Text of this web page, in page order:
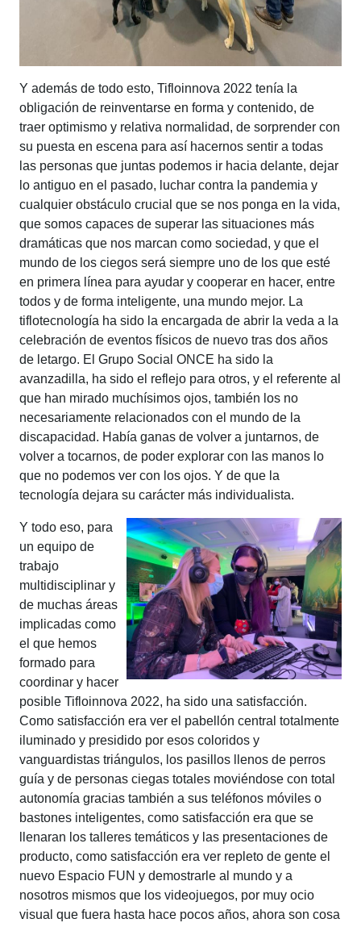
Y además de todo esto, Tifloinnova 2022 tenía la
obligación de reinventarse en forma y contenido, de
traer optimismo y relativa normalidad, de sorprender con
su puesta en escena para así hacernos sentir a todas
las personas que juntas podemos ir hacia delante, dejar
lo antiguo en el pasado, luchar contra la pandemia y
cualquier obstáculo crucial que se nos ponga en la vida,
que somos capaces de superar las situaciones más
dramáticas que nos marcan como sociedad, y que el
mundo de los ciegos será siempre uno de los que esté
en primera línea para ayudar y cooperar en hacer, entre
todos y de forma inteligente, una mundo mejor. La
tiflotecnología ha sido la encargada de abrir la veda a la
celebración de eventos físicos de nuevo tras dos años
de letargo. El Grupo Social ONCE ha sido la
avanzadilla, ha sido el reflejo para otros, y el referente al
que han mirado muchísimos ojos, también los no
necesariamente relacionados con el mundo de la
discapacidad. Había ganas de volver a juntarnos, de
volver a tocarnos, de poder explorar con las manos lo
que no podemos ver con los ojos. Y de que la
tecnología dejara su carácter más individualista.
Y todo eso, para
un equipo de
trabajo
multidisciplinar y
de muchas áreas
implicadas como
el que hemos
formado para
coordinar y hacer
posible Tifloinnova 2022, ha sido una satisfacción.
Como satisfacción era ver el pabellón central totalmente
iluminado y presidido por esos coloridos y
vanguardistas triángulos, los pasillos llenos de perros
guía y de personas ciegas totales moviéndose con total
autonomía gracias también a sus teléfonos móviles o
bastones inteligentes, como satisfacción era que se
llenaran los talleres temáticos y las presentaciones de
producto, como satisfacción era ver repleto de gente el
nuevo Espacio FUN y demostrarle al mundo y a
nosotros mismos que los videojuegos, por muy ocio
visual que fuera hasta hace pocos años, ahora son cosa